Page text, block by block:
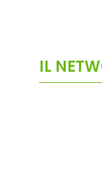
IL